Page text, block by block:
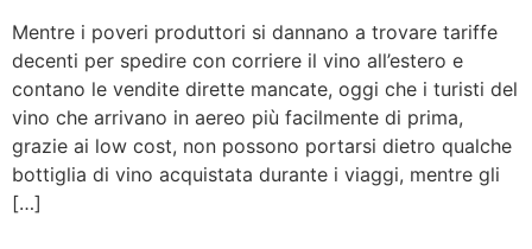
Mentre i poveri produttori si dannano a trovare tariffe
decenti per spedire con corriere il vino all’estero e
contano le vendite dirette mancate, oggi che i turisti del
vino che arrivano in aereo più facilmente di prima,
grazie ai low cost, non possono portarsi dietro qualche
bottiglia di vino acquistata durante i viaggi, mentre gli
[…]